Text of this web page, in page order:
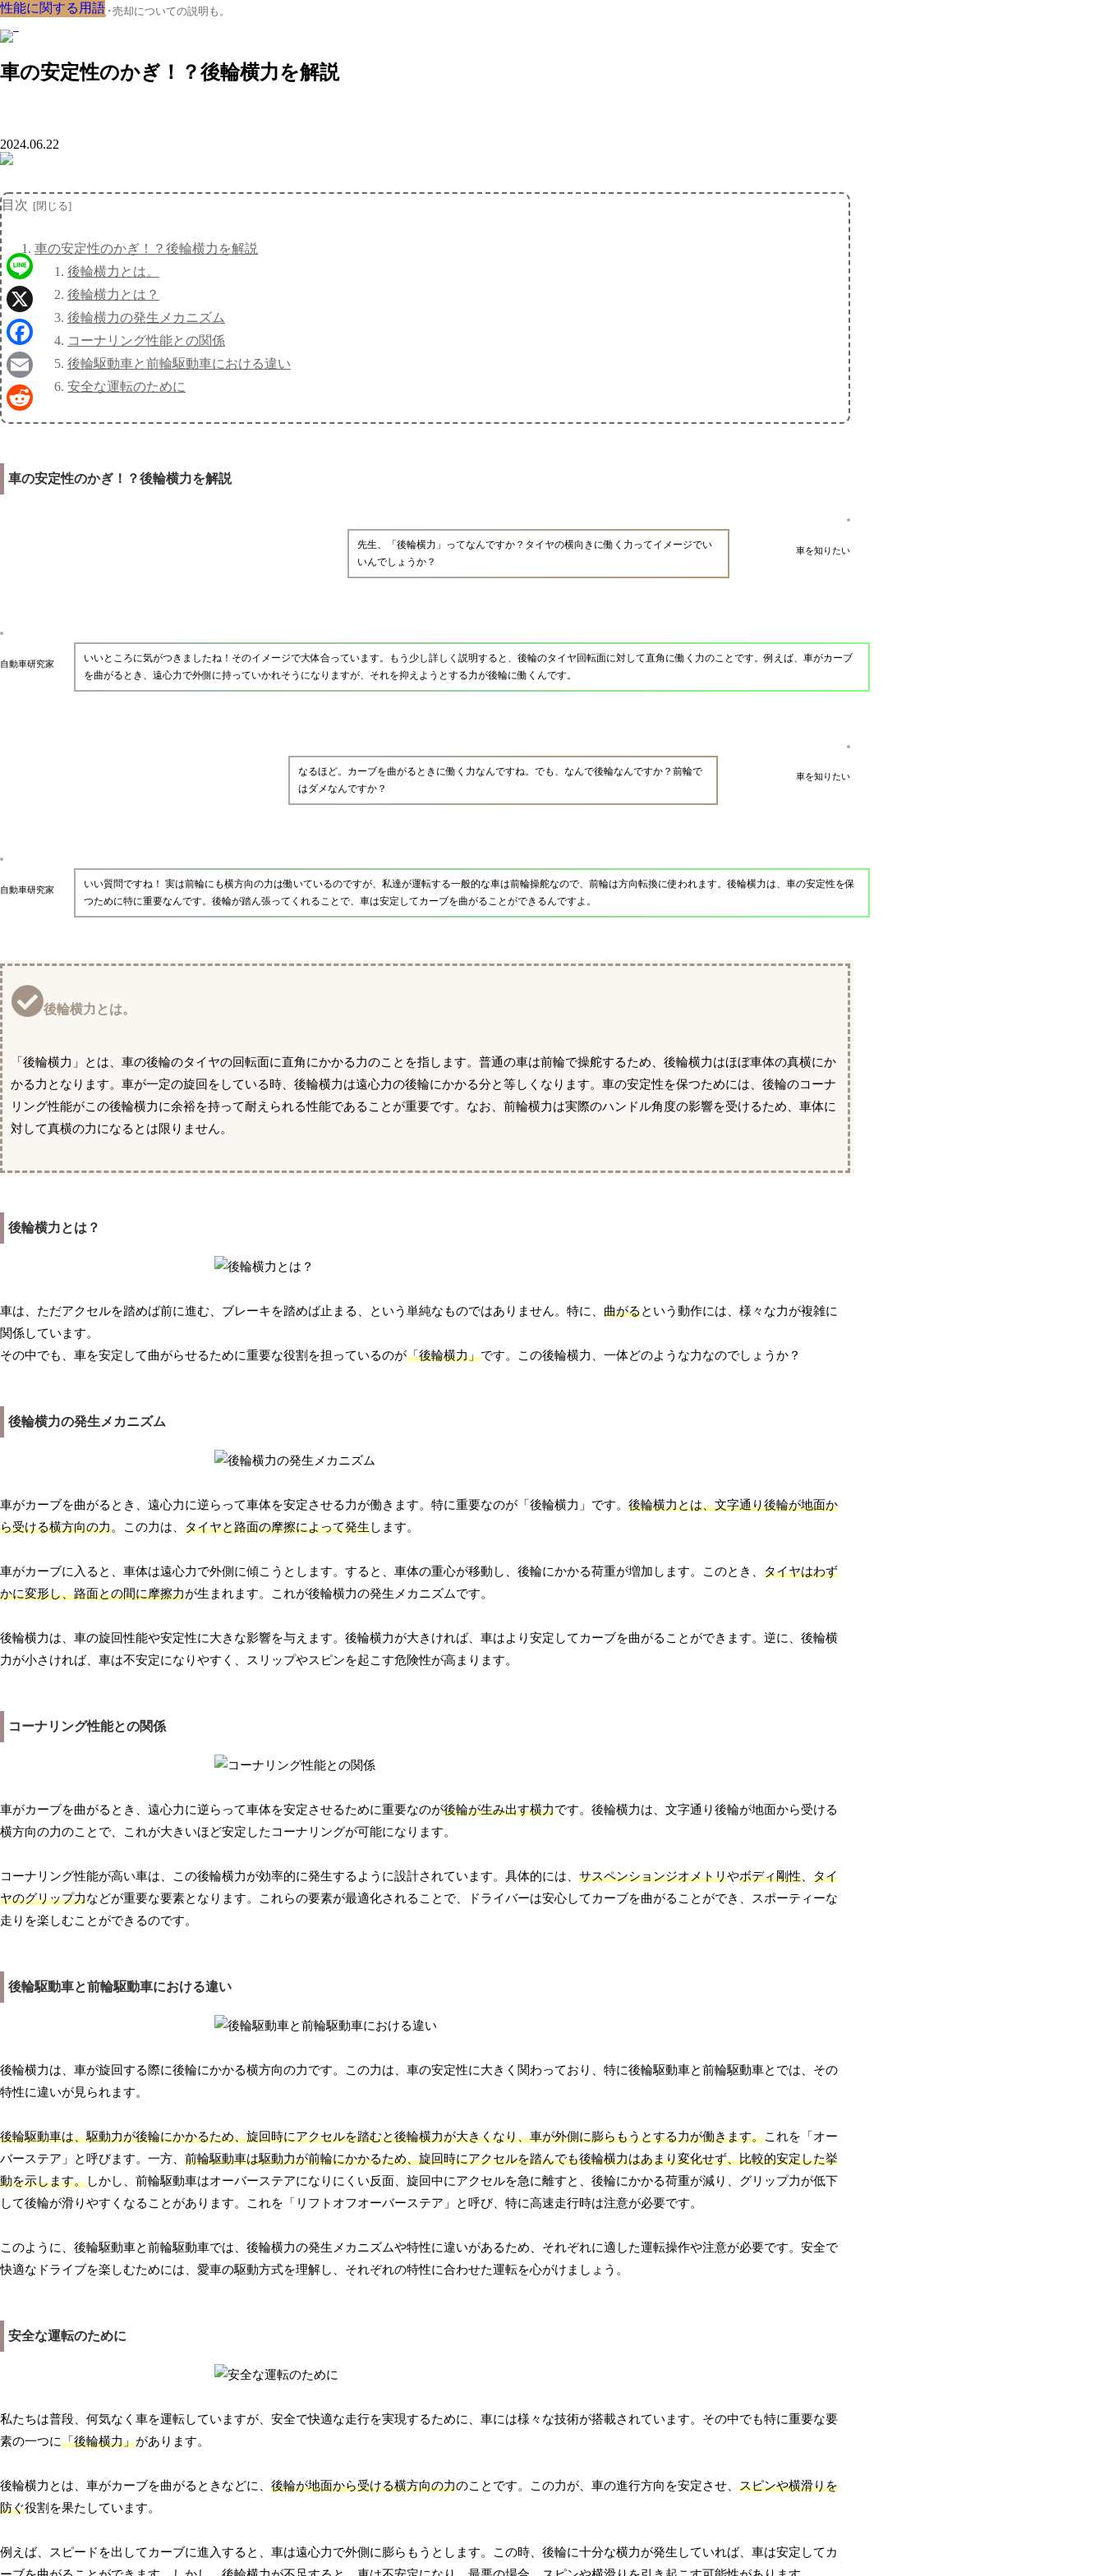
クルマの大辞典、購入･売却についての説明も。
車の安定性のかぎ！？後輪横力を解説
性能に関する用語
2024.06.22
目次
車の安定性のかぎ！？後輪横力を解説
後輪横力とは。
後輪横力とは？
後輪横力の発生メカニズム
コーナリング性能との関係
後輪駆動車と前輪駆動車における違い
安全な運転のために
車の安定性のかぎ！？後輪横力を解説
車を知りたい
先生、「後輪横力」ってなんですか？タイヤの横向きに働く力ってイメージでい
いんでしょうか？
自動車研究家
いいところに気がつきましたね！そのイメージで大体合っています。もう少し詳しく説明すると、後輪のタイヤ回転面に対して直角に働く力のことです。例えば、車がカーブ
を曲がるとき、遠心力で外側に持っていかれそうになりますが、それを抑えようとする力が後輪に働くんです。
車を知りたい
なるほど。カーブを曲がるときに働く力なんですね。でも、なんで後輪なんですか？前輪で
はダメなんですか？
自動車研究家
いい質問ですね！ 実は前輪にも横方向の力は働いているのですが、私達が運転する一般的な車は前輪操舵なので、前輪は方向転換に使われます。後輪横力は、車の安定性を保
つために特に重要なんです。後輪が踏ん張ってくれることで、車は安定してカーブを曲がることができるんですよ。
後輪横力とは。
「後輪横力」とは、車の後輪のタイヤの回転面に直角にかかる力のことを指します。普通の車は前輪で操舵するため、後輪横力はほぼ車体の真横にか
かる力となります。車が一定の旋回をしている時、後輪横力は遠心力の後輪にかかる分と等しくなります。車の安定性を保つためには、後輪のコーナ
リング性能がこの後輪横力に余裕を持って耐えられる性能であることが重要です。なお、前輪横力は実際のハンドル角度の影響を受けるため、車体に
対して真横の力になるとは限りません。
後輪横力とは？
車は、ただアクセルを踏めば前に進む、ブレーキを踏めば止まる、という単純なものではありません。特に、 曲がるという動作には、様々な力が複雑に
関係しています。
その中でも、車を安定して曲がらせるために重要な役割を担っているのが「後輪横力」です。この後輪横力、一体どのような力なのでしょうか？
後輪横力の発生メカニズム
車がカーブを曲がるとき、遠心力に逆らって車体を安定させる力が働きます。特に重要なのが「後輪横力」です。 後輪横力とは、文字通り後輪が地面か
ら受ける横方向の力。この力は、 タイヤと路面の摩擦によって発生します。
車がカーブに入ると、車体は遠心力で外側に傾こうとします。すると、車体の重心が移動し、後輪にかかる荷重が増加します。このとき、 タイヤはわず
かに変形し、路面との間に摩擦力が生まれます。これが後輪横力の発生メカニズムです。
後輪横力は、車の旋回性能や安定性に大きな影響を与えます。後輪横力が大きければ、車はより安定してカーブを曲がることができます。逆に、後輪横
力が小さければ、車は不安定になりやすく、スリップやスピンを起こす危険性が高まります。
コーナリング性能との関係
車がカーブを曲がるとき、遠心力に逆らって車体を安定させるために重要なのが後輪が生み出す横力です。後輪横力は、文字通り後輪が地面から受ける
横方向の力のことで、これが大きいほど安定したコーナリングが可能になります。
コーナリング性能が高い車は、この後輪横力が効率的に発生するように設計されています。具体的には、 サスペンションジオメトリやボディ剛性
タイ
ヤのグリップ力などが重要な要素となります。これらの要素が最適化されることで、ドライバーは安心してカーブを曲がることができ、スポーティーな
走りを楽しむことができるのです。
後輪駆動車と前輪駆動車における違い
後輪横力は、車が旋回する際に後輪にかかる横方向の力です。この力は、車の安定性に大きく関わっており、特に後輪駆動車と前輪駆動車とでは、その
特性に違いが見られます。
後輪駆動車は、駆動力が後輪にかかるため、旋回時にアクセルを踏むと後輪横力が大きくなり、車が外側に膨らもうとする力が働きます。これを「オー
バーステア」と呼びます。一方、 前輪駆動車は駆動力が前輪にかかるため、旋回時にアクセルを踏んでも後輪横力はあまり変化せず、比較的安定した挙
動を示します。しかし、前輪駆動車はオーバーステアになりにくい反面、旋回中にアクセルを急に離すと、後輪にかかる荷重が減り、グリップ力が低下
して後輪が滑りやすくなることがあります。これを「リフトオフオーバーステア」と呼び、特に高速走行時は注意が必要です。
このように、後輪駆動車と前輪駆動車では、後輪横力の発生メカニズムや特性に違いがあるため、それぞれに適した運転操作や注意が必要です。安全で
快適なドライブを楽しむためには、愛車の駆動方式を理解し、それぞれの特性に合わせた運転を心がけましょう。
安全な運転のために
私たちは普段、何気なく車を運転していますが、安全で快適な走行を実現するために、車には様々な技術が搭載されています。その中でも特に重要な要
素の一つに「後輪横力」があります。
後輪横力とは、車がカーブを曲がるときなどに、 後輪が地面から受ける横方向の力のことです。この力が、車の進行方向を安定させ、 スピンや横滑りを
防ぐ役割を果たしています。
例えば、スピードを出してカーブに進入すると、車は遠心力で外側に膨らもうとします。この時、後輪に十分な横力が発生していれば、車は安定してカ
性能に関する用語
性能に関する用語
性能に関する用語
性能に関する用語
性能に関する用語
性能に関する用語
性能に関する用語
性能に関する用語
Line
X
Facebook
Email
Reddit